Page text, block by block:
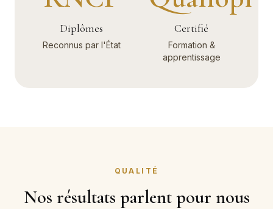
Diplômes
Reconnus par l'État
Certifié
Formation &
apprentissage
QUALITÉ
Nos résultats parlent pour nous